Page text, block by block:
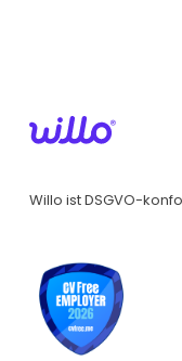
Willo ist DSGVO-